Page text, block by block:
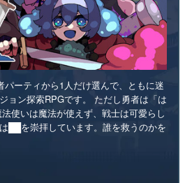
パーティから1人だけ選んで、ともに迷
ョン探索RPGです。 ただし勇者は「は
使いは魔法が使えず、戦士は可愛らし
██を崇拝しています。誰を救うのかを